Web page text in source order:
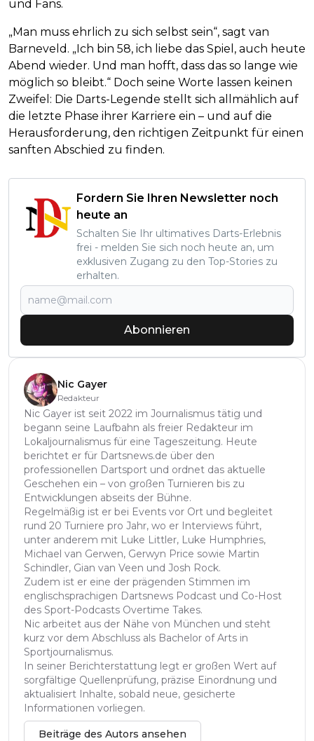
und Fans.
„Man muss ehrlich zu sich selbst sein“, sagt van
Barneveld. „Ich bin 58, ich liebe das Spiel, auch heute
Abend wieder. Und man hofft, dass das so lange wie
möglich so bleibt.“ Doch seine Worte lassen keinen
Zweifel: Die Darts-Legende stellt sich allmählich auf
die letzte Phase ihrer Karriere ein – und auf die
Herausforderung, den richtigen Zeitpunkt für einen
sanften Abschied zu finden.
Fordern Sie Ihren Newsletter noch
heute an
Schalten Sie Ihr ultimatives Darts-Erlebnis
frei - melden Sie sich noch heute an, um
exklusiven Zugang zu den Top-Stories zu
erhalten.
Abonnieren
Nic Gayer
Redakteur
Nic Gayer ist seit 2022 im Journalismus tätig und
begann seine Laufbahn als freier Redakteur im
Lokaljournalismus für eine Tageszeitung. Heute
berichtet er für Dartsnews.de über den
professionellen Dartsport und ordnet das aktuelle
Geschehen ein – von großen Turnieren bis zu
Entwicklungen abseits der Bühne.
Regelmäßig ist er bei Events vor Ort und begleitet
rund 20 Turniere pro Jahr, wo er Interviews führt,
unter anderem mit Luke Littler, Luke Humphries,
Michael van Gerwen, Gerwyn Price sowie Martin
Schindler, Gian van Veen und Josh Rock.
Zudem ist er eine der prägenden Stimmen im
englischsprachigen Dartsnews Podcast und Co-Host
des Sport-Podcasts Overtime Takes.
Nic arbeitet aus der Nähe von München und steht
kurz vor dem Abschluss als Bachelor of Arts in
Sportjournalismus.
In seiner Berichterstattung legt er großen Wert auf
sorgfältige Quellenprüfung, präzise Einordnung und
aktualisiert Inhalte, sobald neue, gesicherte
Informationen vorliegen.
Beiträge des Autors ansehen